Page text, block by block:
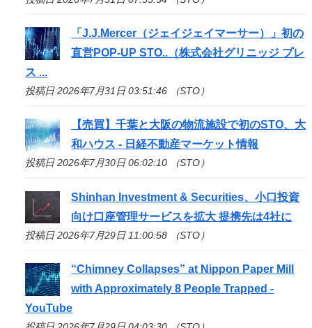
「J.J.Mercer（ジェイジェイマーサー）」初の
直営POP-UPSTO..（株式会社グリニッジ プレ
ス ...
投稿日 2026年7月31日 03:51:46 （STO）
【売買】千葉と大阪の物流施設で初のSTO、大
和ハウス - 日経不動産マーケット情報
投稿日 2026年7月30日 06:02:10 （STO）
Shinhan Investment & Securities、小口投資
向け口座管理サービスを拡大 提携先は4社に
投稿日 2026年7月29日 11:00:58 （STO）
“Chimney Collapses” at Nippon Paper Mill
with Approximately 8 People Trapped -
YouTube